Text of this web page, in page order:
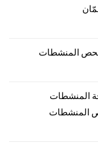
المنشطات
المنشطات
المنشطات